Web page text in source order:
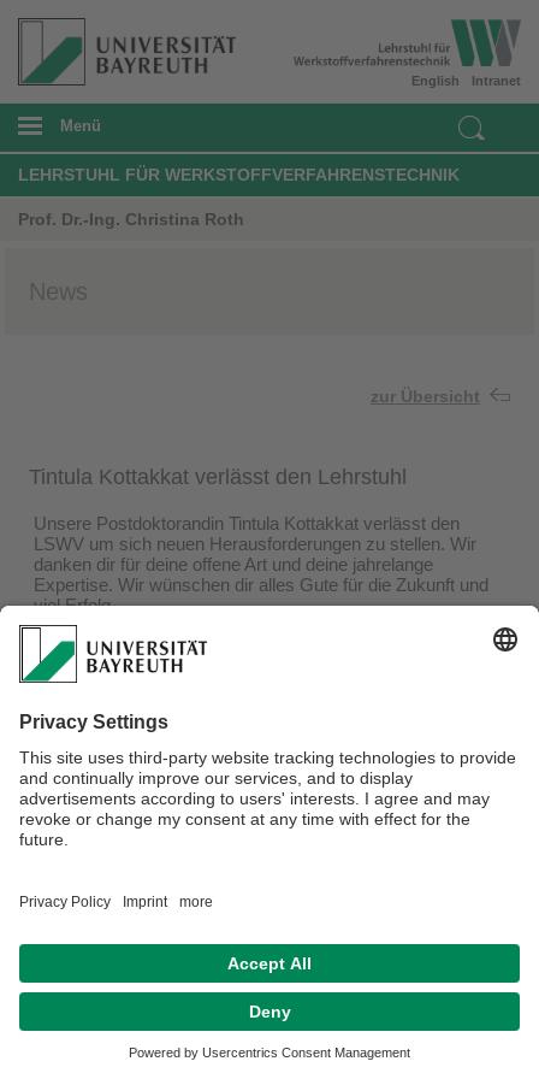
Intranet
English
Menü
LEHRSTUHL FÜR WERKSTOFFVERFAHRENSTECHNIK
Prof. Dr.-Ing. Christina Roth
News
zur Übersicht
Tintula Kottakkat verlässt den Lehrstuhl
Unsere Postdoktorandin Tintula Kottakkat verlässt den
LSWV um sich neuen Herausforderungen zu stellen. Wir
danken dir für deine offene Art und deine jahrelange
Expertise. Wir wünschen dir alles Gute für die Zukunft und
viel Erfolg.
Datenschutzerklärung Impressum Hausordnung Sitemap
Kontakt
Barrierefreiheitserklärung